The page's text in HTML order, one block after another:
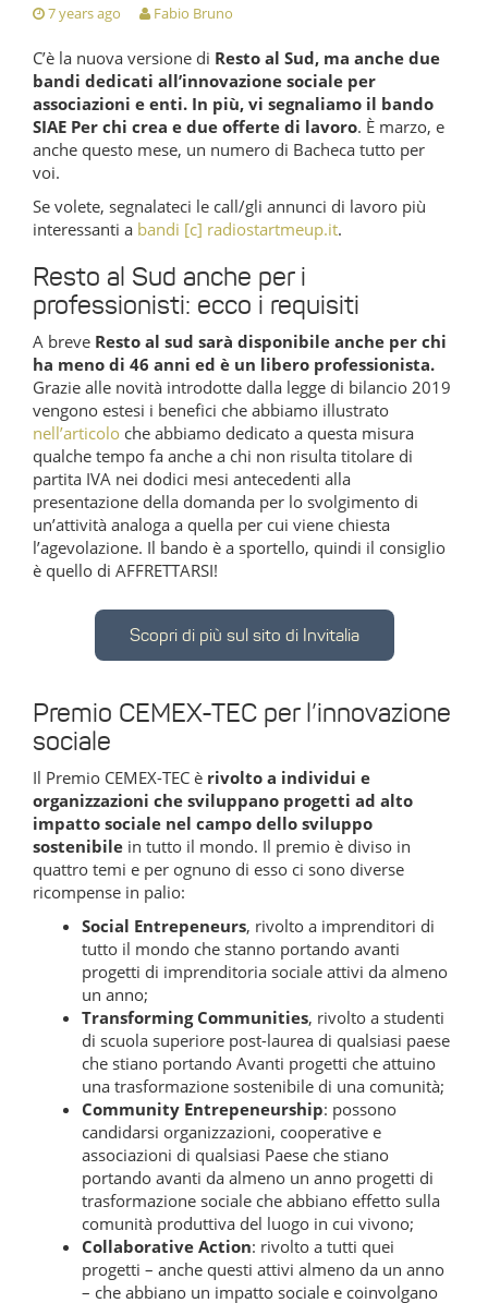
7 years ago Fabio Bruno
C’è la nuova versione di Resto al Sud, ma anche due
bandi dedicati all’innovazione sociale per
associazioni e enti. In più, vi segnaliamo il bando
SIAE Per chi crea e due offerte di lavoro. È marzo, e
anche questo mese, un numero di Bacheca tutto per
voi.
Se volete, segnalateci le call/gli annunci di lavoro più
interessanti a bandi [c] radiostartmeup.it.
Resto al Sud anche per i
professionisti: ecco i requisiti
A breve Resto al sud sarà disponibile anche per chi
ha meno di 46 anni ed è un libero professionista.
Grazie alle novità introdotte dalla legge di bilancio 2019
vengono estesi i benefici che abbiamo illustrato
nell’articolo che abbiamo dedicato a questa misura
qualche tempo fa anche a chi non risulta titolare di
partita IVA nei dodici mesi antecedenti alla
presentazione della domanda per lo svolgimento di
un’attività analoga a quella per cui viene chiesta
l’agevolazione. Il bando è a sportello, quindi il consiglio
è quello di AFFRETTARSI!
Scopri di più sul sito di Invitalia
Premio CEMEX-TEC per l’innovazione
sociale
Il Premio CEMEX-TEC è rivolto a individui e
organizzazioni che sviluppano progetti ad alto
impatto sociale nel campo dello sviluppo
sostenibile in tutto il mondo. Il premio è diviso in
quattro temi e per ognuno di esso ci sono diverse
ricompense in palio:
Social Entrepeneurs, rivolto a imprenditori di
tutto il mondo che stanno portando avanti
progetti di imprenditoria sociale attivi da almeno
un anno;
Transforming Communities, rivolto a studenti
di scuola superiore post-laurea di qualsiasi paese
che stiano portando Avanti progetti che attuino
una trasformazione sostenibile di una comunità;
Community Entrepeneurship: possono
candidarsi organizzazioni, cooperative e
associazioni di qualsiasi Paese che stiano
portando avanti da almeno un anno progetti di
trasformazione sociale che abbiano effetto sulla
comunità produttiva del luogo in cui vivono;
Collaborative Action: rivolto a tutti quei
progetti – anche questi attivi almeno da un anno
– che abbiano un impatto sociale e coinvolgano